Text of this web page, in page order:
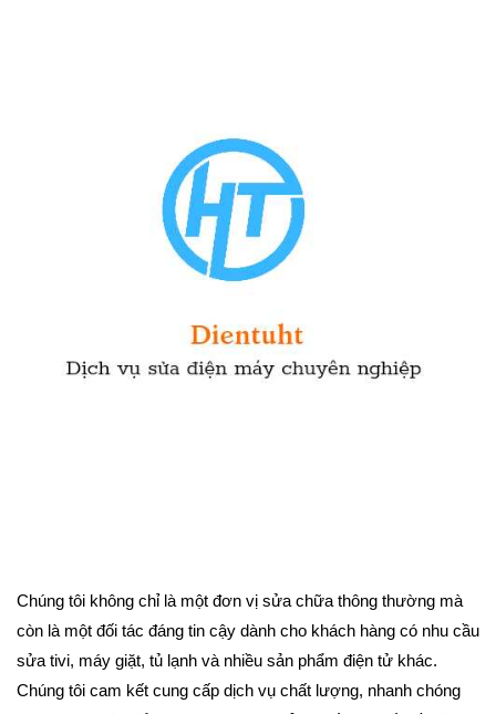
Chúng tôi không chỉ là một đơn vị sửa chữa thông thường mà
còn là một đối tác đáng tin cậy dành cho khách hàng có nhu cầu
sửa tivi, máy giặt, tủ lạnh và nhiều sản phẩm điện tử khác.
Chúng tôi cam kết cung cấp dịch vụ chất lượng, nhanh chóng